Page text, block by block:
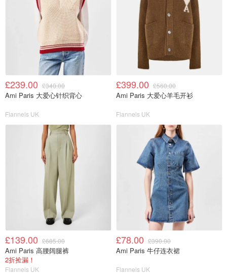
£239.00 £340.00
Ami Paris 大爱心针织背心
Flannels UK
£399.00 £560.00
Ami Paris 大爱心羊毛开衫
Flannels UK
£139.00 £685.00
Ami Paris 高腰阔腿裤
2折捡漏！
Flannels UK
£78.00 £390.00
Ami Paris 牛仔连衣裙
Flannels UK